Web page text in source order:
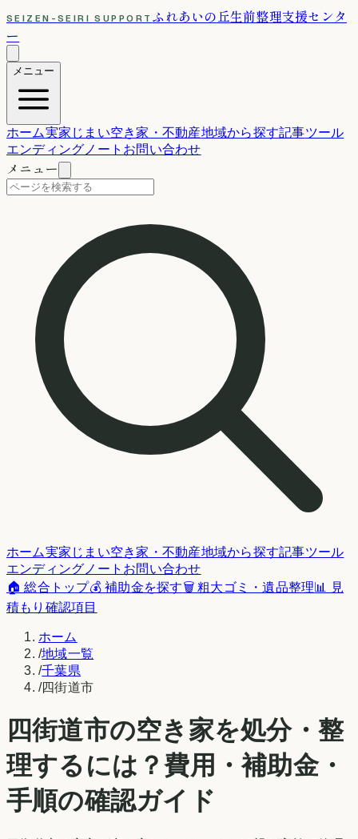
SEIZEN-SEIRI SUPPORT ふれあいの丘生前整理支援センタ
ー
メニュー
ホーム実家じまい空き家・不動産地域から探す記事ツール
エンディングノート お問い合わせ
メニュー
ホーム実家じまい空き家・不動産地域から探す記事ツール
エンディングノート お問い合わせ
🏠 総合トップ💰 補助金を探す🗑️ 粗大ゴミ・遺品整理📊 見
積もり確認項目
ホーム
/地域一覧
/千葉県
/四街道市
四街道市の空き家を処分・整
理するには？費用・補助金・
手順の確認ガイド